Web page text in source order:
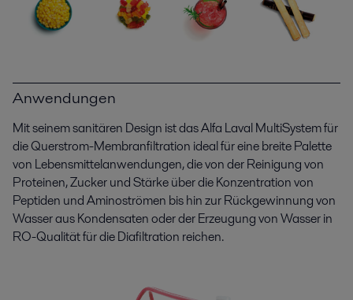
Anwendungen
Mit seinem sanitären Design ist das Alfa Laval MultiSystem für
die Querstrom-Membranfiltration ideal für eine breite Palette
von Lebensmittelanwendungen, die von der Reinigung von
Proteinen, Zucker und Stärke über die Konzentration von
Peptiden und Aminoströmen bis hin zur Rückgewinnung von
Wasser aus Kondensaten oder der Erzeugung von Wasser in
RO-Qualität für die Diafiltration reichen.